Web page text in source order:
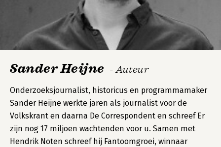
Sander Heijne - Auteur
Onderzoeksjournalist, historicus en programmamaker
Sander Heijne werkte jaren als journalist voor de
Volkskrant en daarna De Correspondent en schreef Er
zijn nog 17 miljoen wachtenden voor u. Samen met
Hendrik Noten schreef hij Fantoomgroei, winnaar